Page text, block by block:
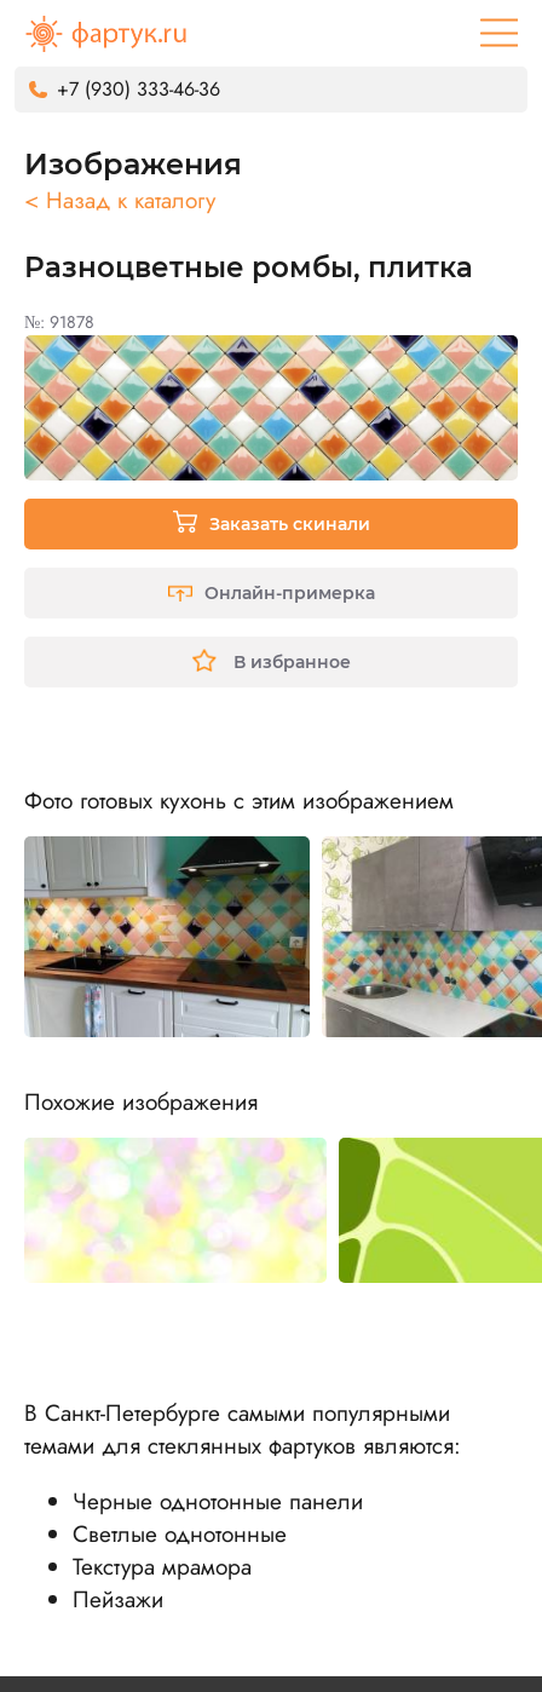
+7 (930) 333-46-36
Изображения
< Назад к каталогу
Разноцветные ромбы, плитка
№: 91878
Заказать скинали
Онлайн-примерка
В избранное
Фото готовых кухонь с этим изображением
Похожие изображения
В Санкт-Петербурге самыми популярными
темами для стеклянных фартуков являются:
Черные однотонные панели
Светлые однотонные
Текстура мрамора
Пейзажи